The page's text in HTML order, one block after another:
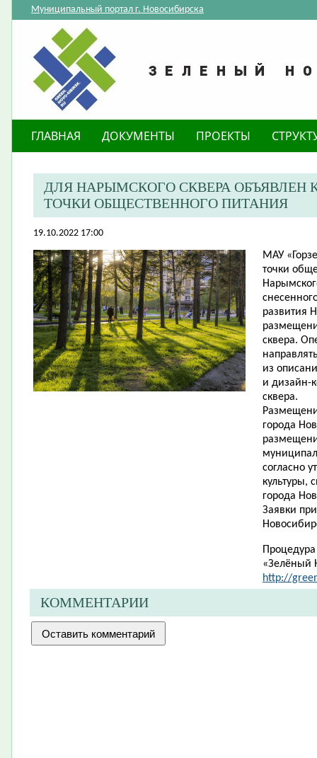
Муниципальный портал г. Новосибирска
ГЛАВНАЯ ДОКУМЕНТЫ ПРОЕКТЫ
​ДЛЯ НАРЫМСКОГО СКВЕРА ОБЪЯВЛЕН
ТОЧКИ ОБЩЕСТВЕННОГО ПИТАНИЯ
19.10.2022 17:00
МАУ
точки
развития
сквера.
из
и дизайн-
сквера.
города
согласно
культуры,
города
Заявки
«Зелёный
http://
КОММЕНТАРИИ